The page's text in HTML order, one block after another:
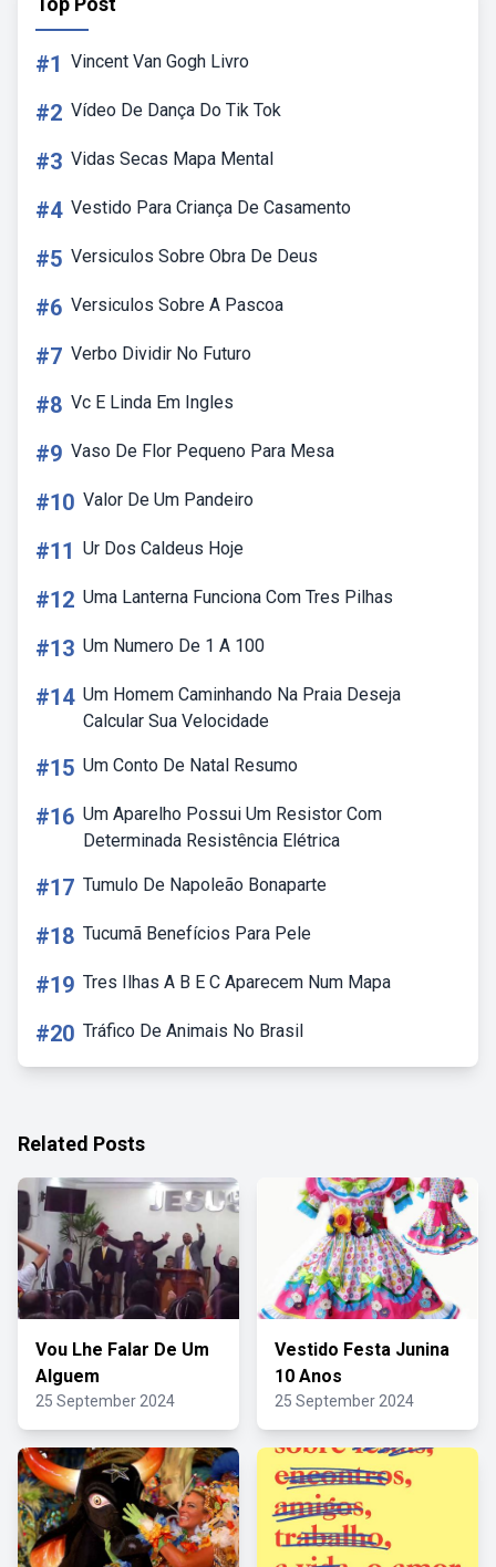
#1 Vincent Van Gogh Livro
#2 Vídeo De Dança Do Tik Tok
#3 Vidas Secas Mapa Mental
#4 Vestido Para Criança De Casamento
#5 Versiculos Sobre Obra De Deus
#6 Versiculos Sobre A Pascoa
#7 Verbo Dividir No Futuro
#8 Vc E Linda Em Ingles
#9 Vaso De Flor Pequeno Para Mesa
#10 Valor De Um Pandeiro
#11 Ur Dos Caldeus Hoje
#12 Uma Lanterna Funciona Com Tres Pilhas
#13 Um Numero De 1 A 100
#14 Um Homem Caminhando Na Praia Deseja
Calcular Sua Velocidade
#15 Um Conto De Natal Resumo
#16 Um Aparelho Possui Um Resistor Com
Determinada Resistência Elétrica
#17 Tumulo De Napoleão Bonaparte
#18 Tucumã Benefícios Para Pele
#19 Tres Ilhas A B E C Aparecem Num Mapa
#20 Tráfico De Animais No Brasil
Related Posts
Vou Lhe Falar De Um
Alguem
25 September 2024
Vestido Festa Junina
10 Anos
25 September 2024